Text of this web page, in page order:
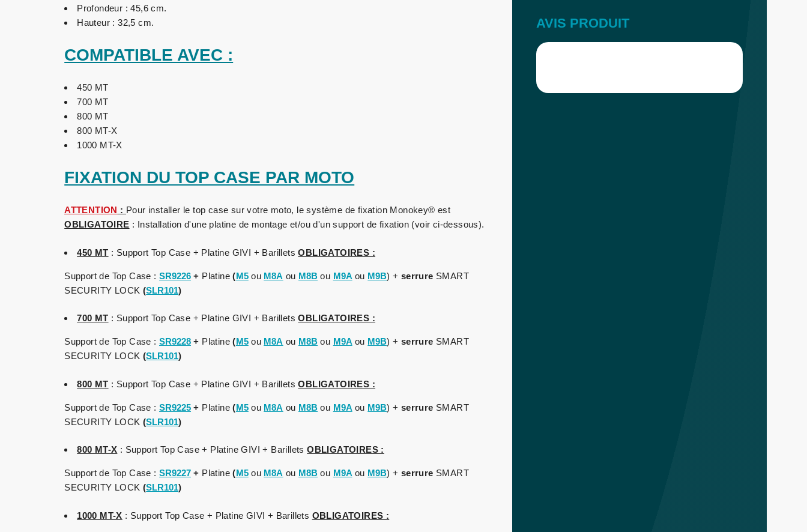
Profondeur : 45,6 cm.
Hauteur : 32,5 cm.
COMPATIBLE AVEC :
450 MT
700 MT
800 MT
800 MT-X
1000 MT-X
FIXATION DU TOP CASE PAR MOTO
ATTENTION : Pour installer le top case sur votre moto, le système de fixation Monokey® est
OBLIGATOIRE : Installation d'une platine de montage et/ou d'un support de fixation (voir ci-dessous).
450 MT : Support Top Case + Platine GIVI + BarilletsOBLIGATOIRES :
Support de Top Case :SR9226 + Platine(M5ou M8A ou M8B ou M9A ou M9B) + serrure SMART
SECURITY LOCK (SLR101)
700 MT : Support Top Case + Platine GIVI + BarilletsOBLIGATOIRES :
Support de Top Case :SR9228 + Platine(M5ou M8A ou M8B ou M9A ou M9B) + serrure SMART
SECURITY LOCK (SLR101)
800 MT : Support Top Case + Platine GIVI + BarilletsOBLIGATOIRES :
Support de Top Case :SR9225 + Platine(M5ou M8A ou M8B ou M9A ou M9B) + serrure SMART
SECURITY LOCK (SLR101)
800 MT-X : Support Top Case + Platine GIVI + BarilletsOBLIGATOIRES :
Support de Top Case :SR9227 + Platine(M5ou M8A ou M8B ou M9A ou M9B) + serrure SMART
SECURITY LOCK (SLR101)
1000 MT-X : Support Top Case + Platine GIVI + Barillets OBLIGATOIRES :
AVIS PRODUIT